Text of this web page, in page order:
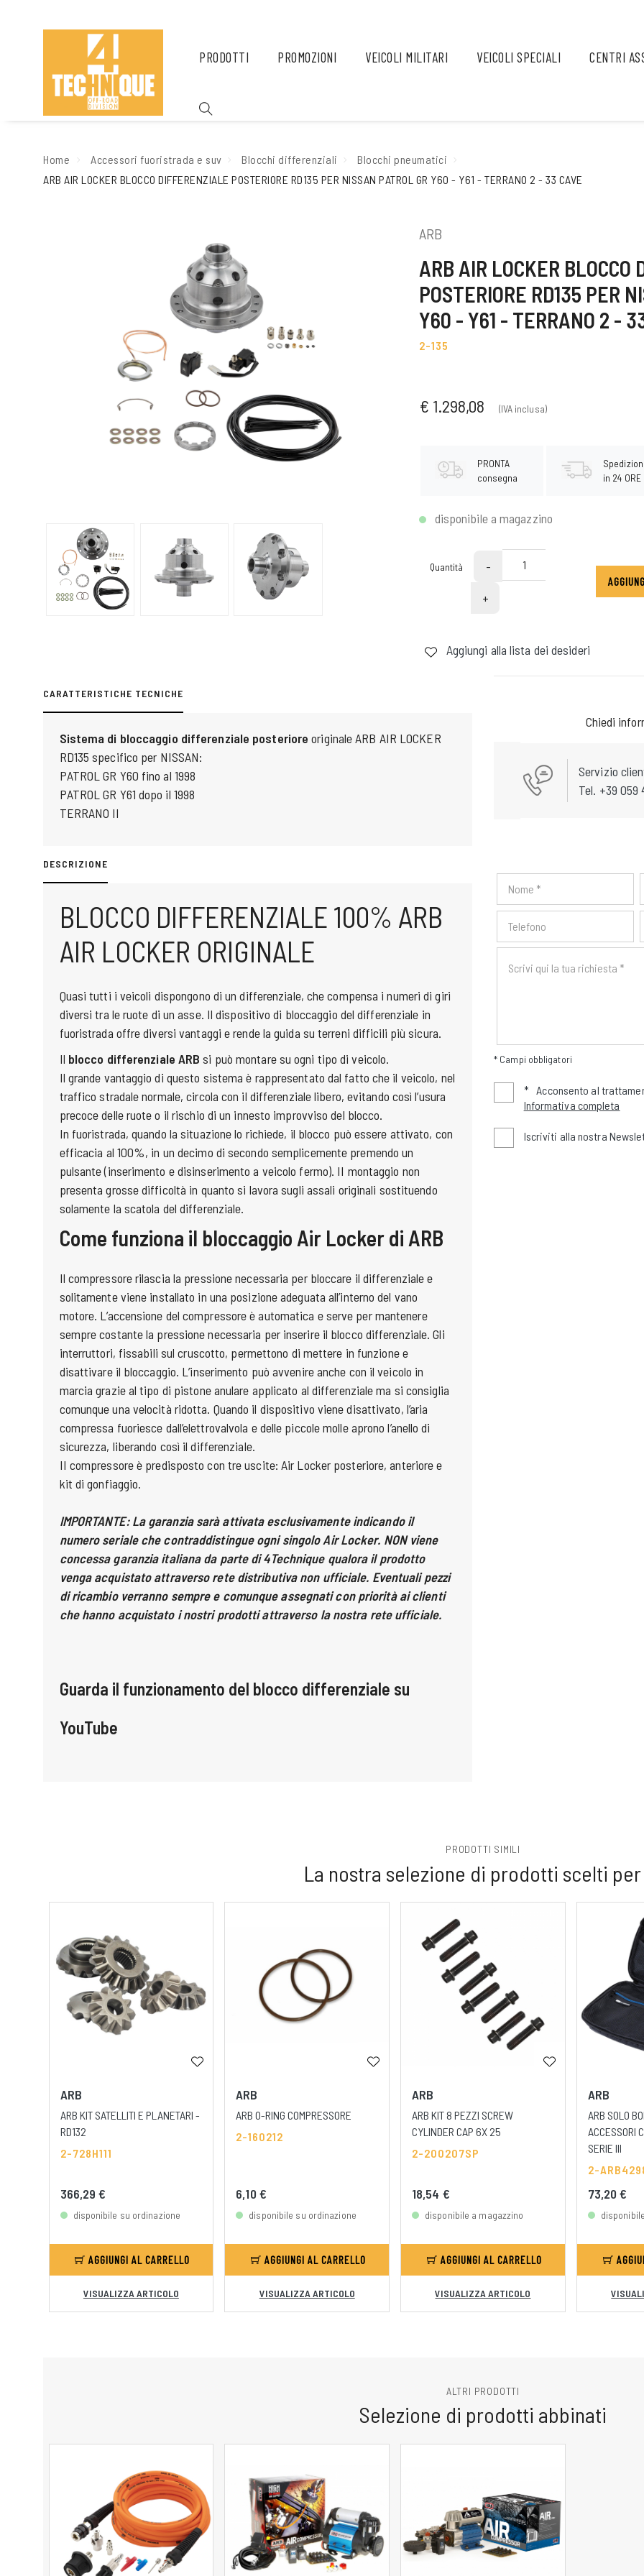
PRODOTTI PROMOZIONI VEICOLI MILITARI VEICOLI SPECIALI CENTRI
Home Accessori fuoristrada e suv Blocchi differenziali
Blocchi pneumatici
ARB AIR LOCKER BLOCCO DIFFERENZIALE POSTERIORE RD135 PER NISSAN PATROL GR Y60 - Y61 - TERRANO 2 - 33 CAVE
ARB
ARB AIR LOCKER BLOCCO
POSTERIORE RD135 PER
Y60 - Y61 - TERRANO 2 -
2-135
€ 1.298,08 (IVA inclusa)
PRONTA
consegna
in 24 ORE
disponibile a magazzino
Quantità
-
+
Aggiungi alla lista dei desideri
CARATTERISTICHE TECNICHE
Sistema di bloccaggio differenziale posteriore originale ARB AIR LOCKER
RD135 specifico per NISSAN:
PATROL GR Y60 fino al 1998
PATROL GR Y61 dopo il 1998
TERRANO II
DESCRIZIONE
BLOCCO DIFFERENZIALE 100% ARB
AIR LOCKER ORIGINALE
Quasi tutti i veicoli dispongono di un differenziale, che compensa i numeri di giri
diversi tra le ruote di un asse. Il dispositivo di bloccaggio del differenziale in
fuoristrada offre diversi vantaggi e rende la guida su terreni difficili più sicura.
Il blocco differenziale ARB si può montare su ogni tipo di veicolo.
Il grande vantaggio di questo sistema è rappresentato dal fatto che il veicolo, nel
traffico stradale normale, circola con il differenziale libero, evitando così l’usura
precoce delle ruote o il rischio di un innesto improvviso del blocco.
In fuoristrada, quando la situazione lo richiede, il blocco può essere attivato, con
efficacia al 100%, in un decimo di secondo semplicemente premendo un
pulsante (inserimento e disinserimento a veicolo fermo). II montaggio non
presenta grosse difficoltà in quanto si lavora sugli assali originali sostituendo
solamente la scatola del differenziale.
Come funziona il bloccaggio Air Locker di ARB
Il compressore rilascia la pressione necessaria per bloccare il differenziale e
solitamente viene installato in una posizione adeguata all’interno del vano
motore. L’accensione del compressore è automatica e serve per mantenere
sempre costante la pressione necessaria per inserire il blocco differenziale. Gli
interruttori, fissabili sul cruscotto, permettono di mettere in funzione e
disattivare il bloccaggio. L’inserimento può avvenire anche con il veicolo in
marcia grazie al tipo di pistone anulare applicato al differenziale ma si consiglia
comunque una velocità ridotta. Quando il dispositivo viene disattivato, l’aria
compressa fuoriesce dall’elettrovalvola e delle piccole molle aprono l’anello di
sicurezza, liberando così il differenziale.
II compressore è predisposto con tre uscite: Air Locker posteriore, anteriore e
kit di gonfiaggio.
IMPORTANTE:La garanzia sarà attivata esclusivamente indicando il
numero seriale che contraddistingue ogni singolo Air Locker. NON viene
concessa garanzia italiana da parte di 4Technique qualora il prodotto
venga acquistato attraverso rete distributiva non ufficiale. Eventuali pezzi
di ricambio verranno sempre e comunque assegnati con priorità ai clienti
che hanno acquistato i nostri prodotti attraverso la nostra rete ufficiale.
Guarda il funzionamento del blocco differenziale su
YouTube
Chiedi
Servizio
Tel. +39 059
* Campi obbligatori
* Acconsento al
Informativa completa
Iscriviti alla nostra
PRODOTTI SIMILI
La nostra selezione di prodotti scelti
ARB
ARB KIT SATELLITI E PLANETARI -
RD132
2-728H111
366,29 €
disponibile su ordinazione
AGGIUNGI AL CARRELLO
VISUALIZZA ARTICOLO
ARB
ARB O-RING COMPRESSORE
2-160212
6,10 €
disponibile su ordinazione
AGGIUNGI AL CARRELLO
VISUALIZZA ARTICOLO
ARB
ARB KIT 8 PEZZI SCREW
CYLINDER CAP 6X 25
2-200207SP
18,54 €
disponibile a magazzino
AGGIUNGI AL CARRELLO
VISUALIZZA ARTICOLO
ARB
ARB SOLO
ACCESSORI
SERIE III
2-
73,20 €
ALTRI PRODOTTI
Selezione di prodotti abbinati